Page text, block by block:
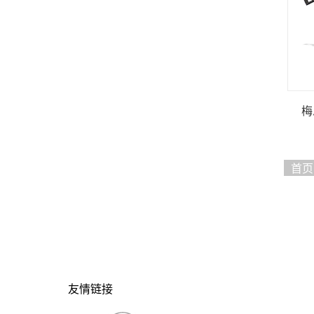
首页
友情链接